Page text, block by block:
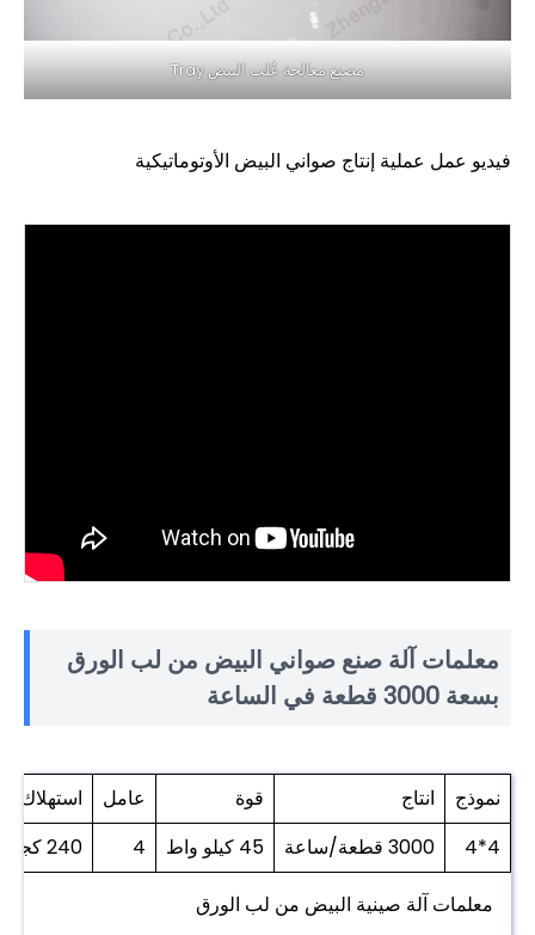
مصنع معالجة عُلب البيض Tray
فيديو عمل عملية إنتاج صواني البيض الأوتوماتيكية
معلمات آلة صنع صواني البيض من لب الورق
بسعة 3000 قطعة في الساعة
نموذج انتاج قوة عامل
استهلاك
4*4
3000 قطعة/ساعة 45 كيلو واط 4 240 كجم
معلمات آلة صينية البيض من لب الورق